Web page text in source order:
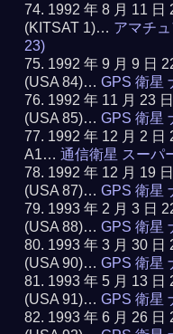
1992 年 8 月 11 日
(KITSAT 1)… アマチ
23)
1992 年 9 月 9 日
(USA 84)…GPS 衛星
1992 年 11 月 23
(USA 85)…GPS 衛星
1992 年 12 月 2 日
A1…通信衛星 スーパ
1992 年 12 月 19
(USA 87)…GPS 衛星
1993 年 2 月 3 日
(USA 88)…GPS 衛星
1993 年 3 月 30 日
(USA 90)…GPS 衛星
1993 年 5 月 13 日
(USA 91)…GPS 衛星
1993 年 6 月 26 日